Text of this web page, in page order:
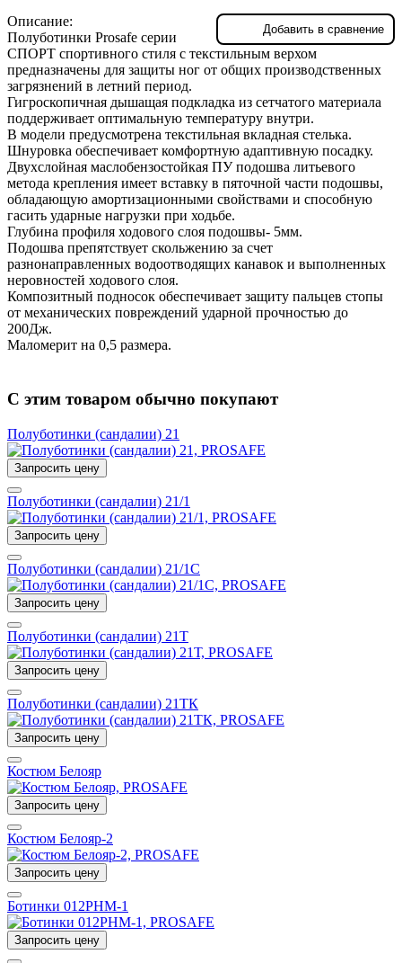
Добавить в сравнение
Описание:
Полуботинки Prosafe серии
СПОРТ спортивного стиля с текстильным верхом
предназначены для защиты ног от общих производственных
загрязнений в летний период.
Гигроскопичная дышащая подкладка из сетчатого материала
поддерживает оптимальную температуру внутри.
В модели предусмотрена текстильная вкладная стелька.
Шнуровка обеспечивает комфортную адаптивную посадку.
Двухслойная маслобензостойкая ПУ подошва литьевого
метода крепления имеет вставку в пяточной части подошвы,
обладающую амортизационными свойствами и способную
гасить ударные нагрузки при ходьбе.
Глубина профиля ходового слоя подошвы- 5мм.
Подошва препятствует скольжению за счет
разнонаправленных водоотводящих канавок и выполненных
неровностей ходового слоя.
Композитный подносок обеспечивает защиту пальцев стопы
от механических повреждений ударной прочностью до
200Дж.
Маломерит на 0,5 размера.
С этим товаром обычно покупают
Полуботинки (сандалии) 21
Запросить цену
Полуботинки (сандалии) 21/1
Запросить цену
Полуботинки (сандалии) 21/1С
Запросить цену
Полуботинки (сандалии) 21Т
Запросить цену
Полуботинки (сандалии) 21ТК
Запросить цену
Костюм Белояр
Запросить цену
Костюм Белояр-2
Запросить цену
Ботинки 012РНМ-1
Запросить цену